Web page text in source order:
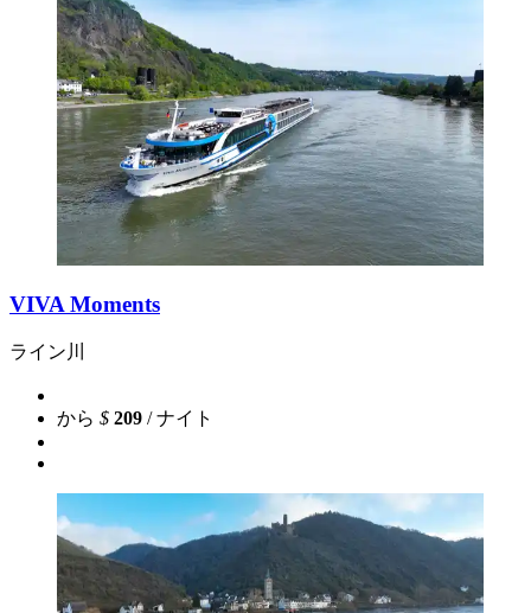
VIVA Moments
ライン川
から $ 209 / ナイト